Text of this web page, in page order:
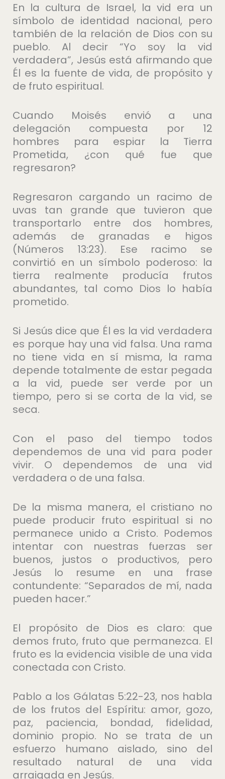
En la cultura de Israel, la vid era un
símbolo de identidad nacional, pero
también de la relación de Dios con su
pueblo. Al decir “Yo soy la vid
verdadera”, Jesús está afirmando que
Él es la fuente de vida, de propósito y
de fruto espiritual.
Cuando Moisés envió a una
delegación compuesta por 12
hombres para espiar la Tierra
Prometida, ¿con qué fue que
regresaron?
Regresaron cargando un racimo de
uvas tan grande que tuvieron que
transportarlo entre dos hombres,
además de granadas e higos
(Números 13:23). Ese racimo se
convirtió en un símbolo poderoso: la
tierra realmente producía frutos
abundantes, tal como Dios lo había
prometido.
Si Jesús dice que Él es la vid verdadera
es porque hay una vid falsa. Una rama
no tiene vida en sí misma, la rama
depende totalmente de estar pegada
a la vid, puede ser verde por un
tiempo, pero si se corta de la vid, se
seca.
Con el paso del tiempo todos
dependemos de una vid para poder
vivir. O dependemos de una vid
verdadera o de una falsa.
De la misma manera, el cristiano no
puede producir fruto espiritual si no
permanece unido a Cristo. Podemos
intentar con nuestras fuerzas ser
buenos, justos o productivos, pero
Jesús lo resume en una frase
contundente: “Separados de mí, nada
pueden hacer.”
El propósito de Dios es claro: que
demos fruto, fruto que permanezca. El
fruto es la evidencia visible de una vida
conectada con Cristo.
Pablo a los Gálatas 5:22-23, nos habla
de los frutos del Espíritu: amor, gozo,
paz, paciencia, bondad, fidelidad,
dominio propio. No se trata de un
esfuerzo humano aislado, sino del
resultado natural de una vida
arraigada en Jesús.